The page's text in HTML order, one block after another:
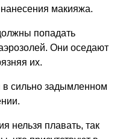
макияжа.
попадать
Они оседают
их.
в сильно задымленном
нельзя плавать, так